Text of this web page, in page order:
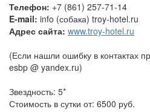
Телефон: +7 (861) 257-71-14
E-mail: info (собака) troy-hotel.ru
Адрес сайта: www.troy-hotel.ru
(Если нашли ошибку в контактах
esbp @ yandex.ru)
Звездность: 5*
Стоимость в сутки от: 6500 руб.